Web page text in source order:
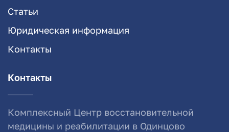
Статьи
Юридическая информация
Контакты
Контакты
Комплексный Центр восстановительной
медицины и реабилитации в Одинцово